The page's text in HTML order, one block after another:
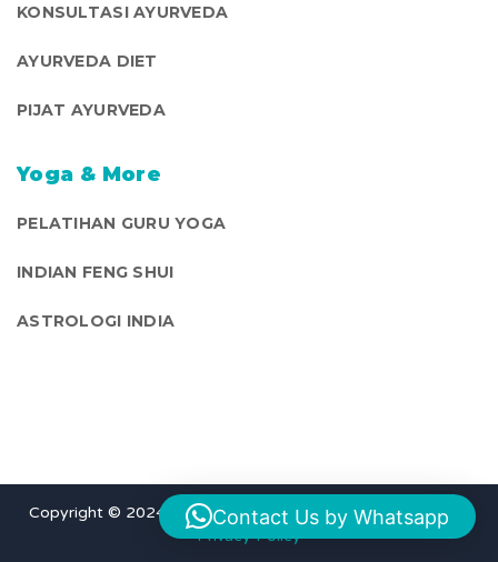
KONSULTASI AYURVEDA
AYURVEDA DIET
PIJAT AYURVEDA
Yoga & More
PELATIHAN GURU YOGA
INDIAN FENG SHUI
ASTROLOGI INDIA
Copyright © 2024 Caring Nature, LLC.All Rights Reserved |
Privacy Policy
Contact Us by Whatsapp